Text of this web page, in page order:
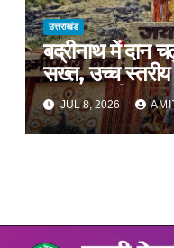
उत्तराखंड
बद्रीनाथ में दान
सख्त, उच्च
अनुशासनहीनता
JUL 8, 2026